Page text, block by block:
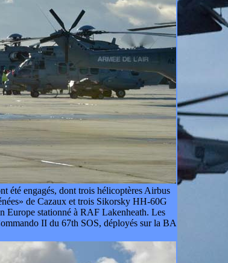
été engagés, dont trois hélicoptères Airbus
de Cazaux et trois Sikorsky HH-60G
Europe stationné à RAF Lakenheath. Les
II du 67th SOS, déployés sur la BA